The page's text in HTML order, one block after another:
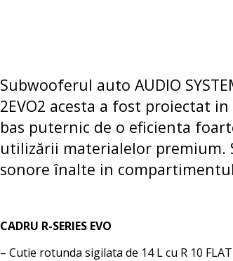
Subwooferul auto AUDIO
2EVO2 acesta a fost proiectat
bas puternic de o eficienta
utilizării materialelor premium.
sonore înalte in
CADRU R-SERIES EVO
– Cutie rotunda sigilata de 14 L cu R 10 FLAT